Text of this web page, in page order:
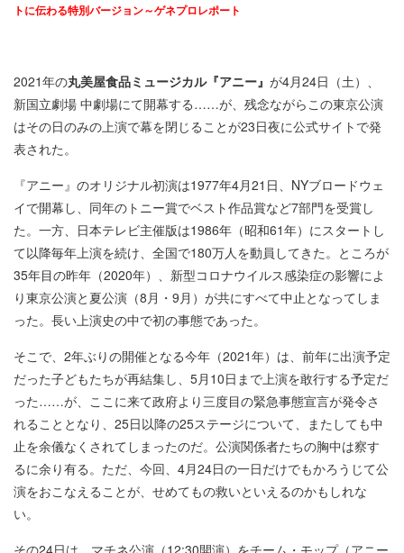
トに伝わる特別バージョン～ゲネプロレポート
2021年の丸美屋食品ミュージカル『アニー』 が4月24日（土）、
新国立劇場 中劇場にて開幕する……が、残念ながらこの東京公演
はその日のみの上演で幕を閉じることが23日夜に公式サイトで発
表された。
『アニー』のオリジナル初演は1977年4月21日、NYブロードウェ
イで開幕し、同年のトニー賞でベスト作品賞など7部門を受賞し
た。一方、日本テレビ主催版は1986年（昭和61年）にスタートし
て以降毎年上演を続け、全国で180万人を動員してきた。ところが
35年目の昨年（2020年）、新型コロナウイルス感染症の影響によ
り東京公演と夏公演（8月・9月）が共にすべて中止となってしま
った。長い上演史の中で初の事態であった。
そこで、2年ぶりの開催となる今年（2021年）は、前年に出演予定
だった子どもたちが再結集し、5月10日まで上演を敢行する予定だ
った……が、ここに来て政府より三度目の緊急事態宣言が発令さ
れることとなり、25日以降の25ステージについて、またしても中
止を余儀なくされてしまったのだ。公演関係者たちの胸中は察す
るに余り有る。ただ、今回、4月24日の一日だけでもかろうじて公
演をおこなえることが、せめてもの救いといえるのかもしれな
い。
その24日は、マチネ公演（12:30開演）をチーム・モップ（アニー